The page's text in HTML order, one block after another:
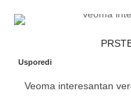
Usporedi
Veoma interesantan